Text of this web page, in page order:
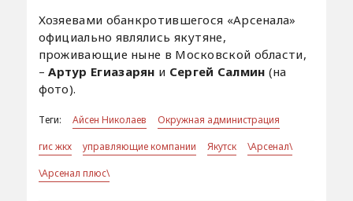
Хозяевами обанкротившегося «Арсенала»
официально являлись якутяне,
проживающие ныне в Московской области,
–Артур Егиазарян и Сергей Салмин (на
фото).
Теги: Айсен Николаев
Окружная администрация
гис жкх
управляющие компании Якутск
\Арсенал\
\Арсенал плюс\